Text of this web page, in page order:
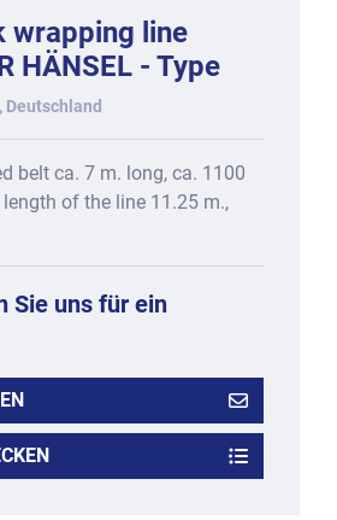
wrapping line
HÄNSEL - Type
Deutschland
belt ca. 7 m. long, ca. 1100
of the line 11.25 m.,
Sie uns für ein